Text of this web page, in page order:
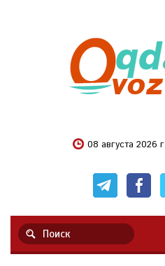
08 августа 2026 г